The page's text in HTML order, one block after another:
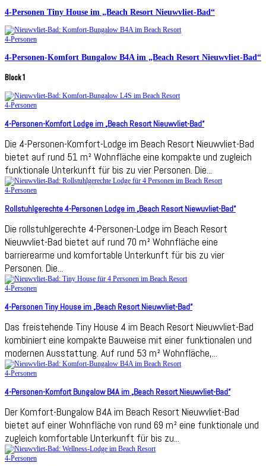
4-Personen Tiny House im „Beach Resort Nieuwvliet-Bad“
4-Personen
4-Personen-Komfort Bungalow B4A im „Beach Resort Nieuwvliet-Bad“
Block 1
4-Personen
4-Personen-Komfort Lodge im „Beach Resort Nieuwvliet-Bad“
Die 4-Personen-Komfort-Lodge im Beach Resort Nieuwvliet-Bad
bietet auf rund 51 m² Wohnfläche eine kompakte und zugleich
funktionale Unterkunft für bis zu vier Personen. Die...
4-Personen
Rollstuhlgerechte 4-Personen Lodge im „Beach Resort Niewuvliet-Bad“
Die rollstuhlgerechte 4-Personen-Lodge im Beach Resort
Nieuwvliet-Bad bietet auf rund 70 m² Wohnfläche eine
barrierearme und komfortable Unterkunft für bis zu vier
Personen. Die...
4-Personen
4-Personen Tiny House im „Beach Resort Nieuwvliet-Bad“
Das freistehende Tiny House 4 im Beach Resort Nieuwvliet-Bad
kombiniert eine kompakte Bauweise mit einer funktionalen und
modernen Ausstattung. Auf rund 53 m² Wohnfläche,...
4-Personen
4-Personen-Komfort Bungalow B4A im „Beach Resort Nieuwvliet-Bad“
Der Komfort-Bungalow B4A im Beach Resort Nieuwvliet-Bad
bietet auf einer Wohnfläche von rund 69 m² eine funktionale und
zugleich komfortable Unterkunft für bis zu...
4-Personen